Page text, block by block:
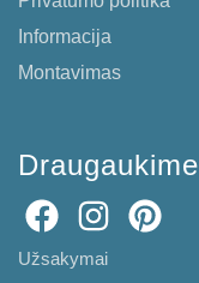
Informacija
Montavimas
Draugaukime
Užsakymai